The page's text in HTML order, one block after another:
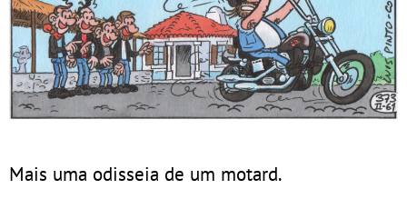
Mais uma odisseia de um motard.